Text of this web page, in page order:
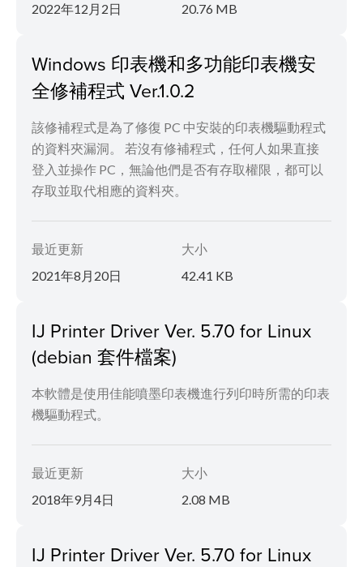
2022年12月2日 20.76 MB
Windows 印表機和多功能印表機安
全修補程式 Ver.1.0.2
該修補程式是為了修復 PC 中安裝的印表機驅動程式
的資料夾漏洞。 若沒有修補程式，任何人如果直接
登入並操作 PC，無論他們是否有存取權限，都可以
存取並取代相應的資料夾。
最近更新
2021年8月20日
大小
42.41 KB
IJ Printer Driver Ver. 5.70 for Linux
(debian 套件檔案)
本軟體是使用佳能噴墨印表機進行列印時所需的印表
機驅動程式。
最近更新
2018年9月4日
大小
2.08 MB
IJ Printer Driver Ver. 5.70 for Linux